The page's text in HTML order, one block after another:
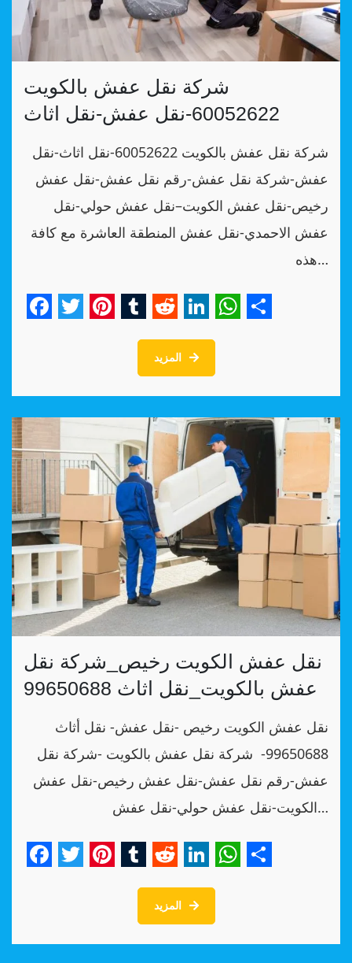
شركة نقل عفش بالكويت
60052622-نقل عفش-نقل اثاث
شركة نقل عفش بالكويت 60052622-نقل اثاث-نقل
عفش-شركة نقل عفش-رقم نقل عفش-نقل عفش
رخيص-نقل عفش الكويت–نقل عفش حولي-نقل
عفش الاحمدي-نقل عفش المنطقة العاشرة مع كافة
هذه…
Pinterest
Tumblr
RedditLinkedIn
المزيد
نقل عفش الكويت رخيص_شركة نقل
عفش بالكويت_نقل اثاث 99650688
نقل عفش الكويت رخيص -نقل عفش- نقل أثاث
99650688- شركة نقل عفش بالكويت -شركة نقل
عفش-رقم نقل عفش-نقل عفش رخيص-نقل عفش
الكويت-نقل عفش حولي-نقل عفش…
المزيد